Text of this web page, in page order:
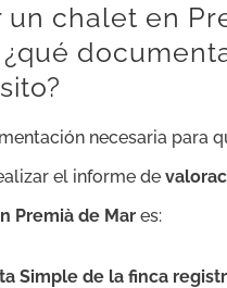
un chalet en
¿qué
necesaria para
el informe de
Premià de Mar es:
Simple de la finca